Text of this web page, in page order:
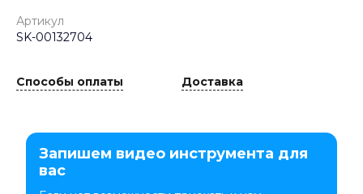
Артикул
SK-00132704
Способы оплаты Доставка
Запишем видео инструмента для
вас